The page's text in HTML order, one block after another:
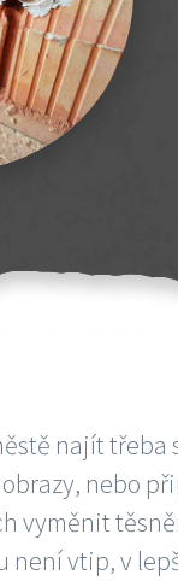
najít
nebo
vyměnit
není vtip, v